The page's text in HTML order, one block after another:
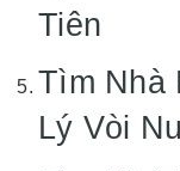
Tiên
Tìm Nhà
Lý Vòi